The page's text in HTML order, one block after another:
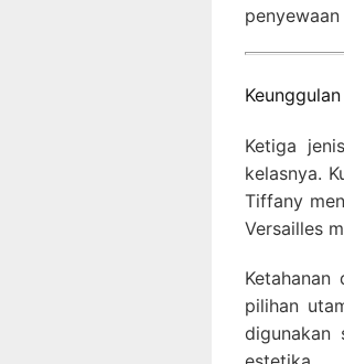
Ketiga
kelasnya.
Tiffany
Versailles
pilihan
digunakan